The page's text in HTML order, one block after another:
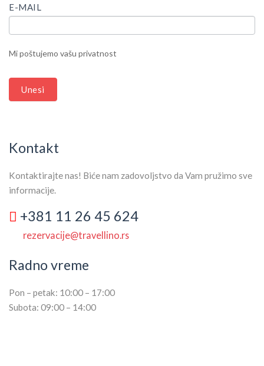
E-MAIL
Mi poštujemo vašu privatnost
Unesi
ARE
HUMAN,
FIELD
Kontakt
Kontaktirajte nas! Biće nam zadovoljstvo da Vam pružimo sve
informacije.
+381 11 26 45 624
rezervacije@travellino.rs
Radno vreme
Pon – petak: 10:00 – 17:00
Subota: 09:00 – 14:00